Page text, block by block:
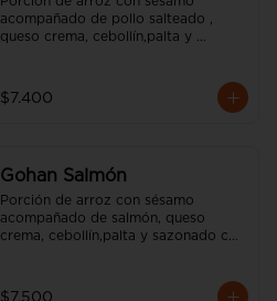
acompañado de pollo salteado ,
queso crema, cebollín,palta y
$7.400
Gohan Salmón
Porción de arroz con sésamo
acompañado de salmón, queso
crema, cebollín,palta y sazonado con
$7.500